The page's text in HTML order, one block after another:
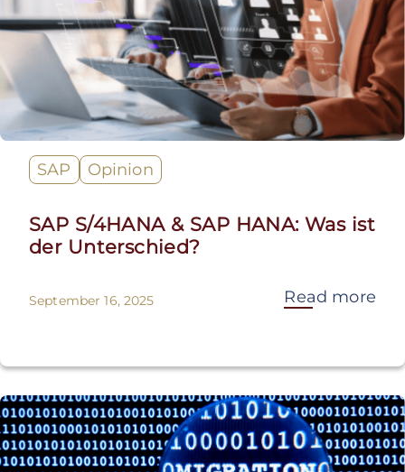
SAP Opinion
SAP S/4HANA & SAP HANA: Was ist
der Unterschied?
September 16, 2025 Read more